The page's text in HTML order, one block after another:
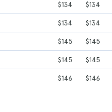
$134 $134
$134 $134
$145 $145
$145 $145
$146 $146